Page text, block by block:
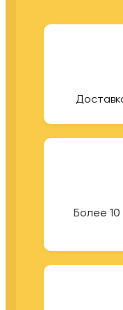
Более